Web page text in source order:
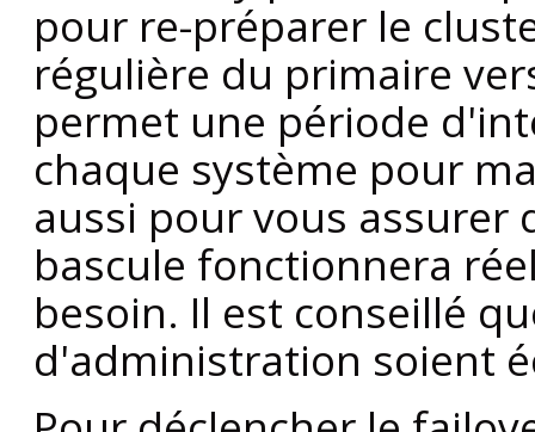
pour re-préparer le
régulière du primaire
permet une période
chaque système pour
aussi pour vous assurer
bascule fonctionnera
besoin. Il est conseillé
d'administration soient